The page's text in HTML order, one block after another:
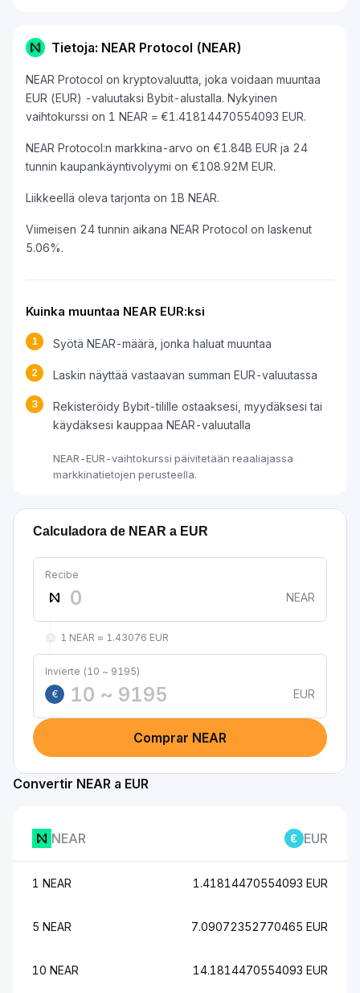
Tietoja: NEAR Protocol (NEAR)
NEAR Protocol on kryptovaluutta, joka voidaan muuntaa
EUR (EUR) -valuutaksi Bybit-alustalla. Nykyinen
vaihtokurssi on 1 NEAR = €1.41814470554093 EUR.
NEAR Protocol:n markkina-arvo on €1.84B EUR ja 24
tunnin kaupankäyntivolyymi on €108.92M EUR.
Liikkeellä oleva tarjonta on 1B NEAR.
Viimeisen 24 tunnin aikana NEAR Protocol on laskenut
5.06%.
Kuinka muuntaa NEAR EUR:ksi
1 Syötä NEAR-määrä, jonka haluat muuntaa
2 Laskin näyttää vastaavan summan EUR-valuutassa
3
Rekisteröidy Bybit-tilille ostaaksesi, myydäksesi tai
käydäksesi kauppaa NEAR-valuutalla
NEAR-EUR-vaihtokurssi päivitetään reaaliajassa
markkinatietojen perusteella.
Calculadora de NEAR a EUR
Recibe
NEAR
1 NEAR ≈ 1.43076 EUR
Invierte (10 ~ 9195)
€
EUR
Comprar NEAR
Convertir NEAR a EUR
NEAR EUR
1 NEAR 1.41814470554093 EUR
5 NEAR 7.09072352770465 EUR
10 NEAR 14.1814470554093 EUR